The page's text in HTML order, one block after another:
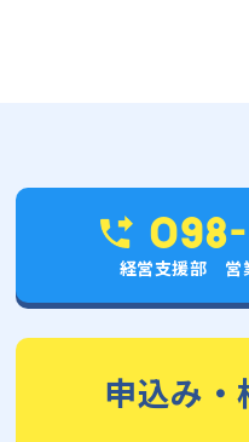
経営支援部 営
申込み・